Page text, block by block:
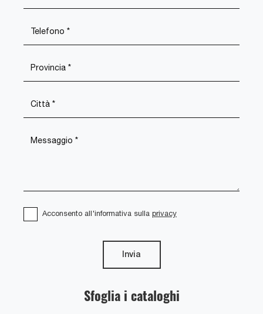
Sfoglia i cataloghi
Acconsento all'informativa sulla privacy
Invia